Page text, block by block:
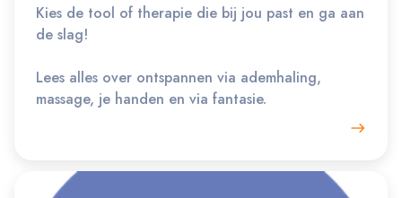
Kies de tool of therapie die bij jou past en ga aan
de slag!
Lees alles over ontspannen via ademhaling,
massage, je handen en via fantasie.